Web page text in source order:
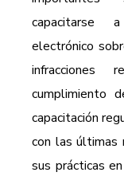
electrónico
infracciones
cumplimiento
capacitación
con las últimas
sus prácticas